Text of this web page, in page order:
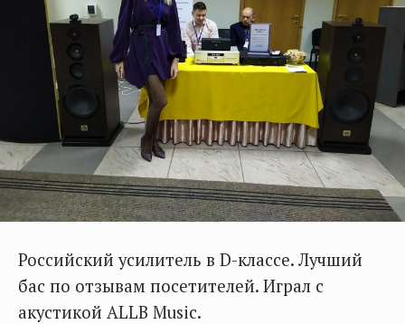
Российский усилитель в D-классе. Лучший
бас по отзывам посетителей. Играл с
акустикой ALLB Music.